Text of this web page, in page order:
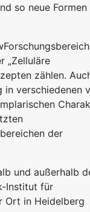
so neue Formen
„Zelluläre
zählen.
verschiedenen
der
und außerhalb
Institut für
Ort in Heidelberg